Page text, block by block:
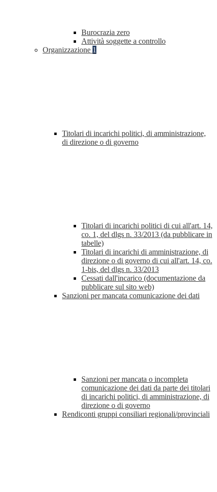
Burocrazia zero
Attività soggette a controllo
Organizzazione 1
Titolari di incarichi politici, di amministrazione,
di direzione o di governo
Titolari di incarichi politici di cui all'art. 14,
co. 1, del dlgs n. 33/2013 (da pubblicare in
tabelle)
Titolari di incarichi di amministrazione, di
direzione o di governo di cui all'art. 14, co.
1-bis, del dlgs n. 33/2013
Cessati dall'incarico (documentazione da
pubblicare sul sito web)
Sanzioni per mancata comunicazione dei dati
Sanzioni per mancata o incompleta
comunicazione dei dati da parte dei titolari
di incarichi politici, di amministrazione, di
direzione o di governo
Rendiconti gruppi consiliari regionali/provinciali